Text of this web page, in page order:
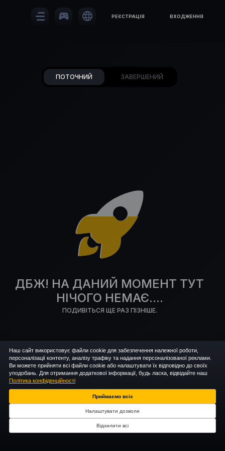
sports_esports language РЕЄСТРАЦІЯ ВХОДЖЕННЯ
ПОТОЧНИЙ ЗАВЕРШЕНИЙ
ДБЖ! НА ДАНИЙ МОМЕНТ ТУТ
НІЧОГО НЕМАЄ....
ПОДИВІТЬСЯ ЩЕ РАЗ ПІЗНІШЕ.
Наш сайт використовує файли cookie для забезпечення належної роботи,
персоналізації контенту, аналізу трафіку та надання персоналізованої реклами.
Ви можете прийняти всі файли cookie або налаштувати їх відповідно до своїх
уподобань. Для отримання додаткової інформації, будь ласка, відвідайте наш
Політика конфіденційності
Приймаємо всіх
Налаштувати дозволи
Відхилити всі